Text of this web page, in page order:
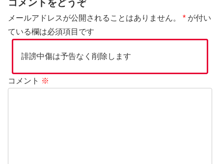
コメントをどうぞ
メールアドレスが公開されることはありません。 * が付い
ている欄は必須項目です
誹謗中傷は予告なく削除します
コメント ※